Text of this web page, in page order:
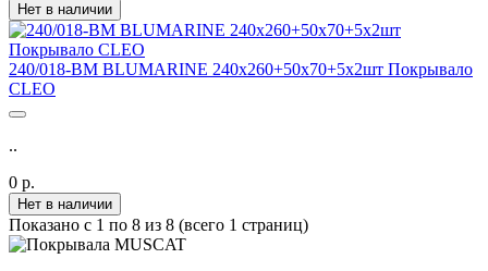
Нет в наличии
240/018-BM BLUMARINE 240х260+50х70+5х2шт Покрывало
CLEO
..
0 р.
Нет в наличии
Показано с 1 по 8 из 8 (всего 1 страниц)